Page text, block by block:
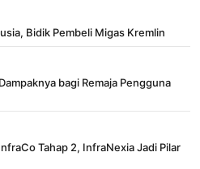
Bidik Pembeli Migas Kremlin
bagi Remaja Pengguna
Tahap 2, InfraNexia Jadi Pilar